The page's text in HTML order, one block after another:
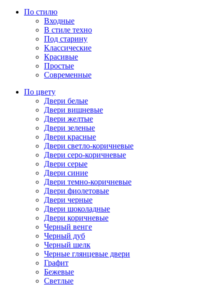
По стилю
Входные
В стиле техно
Под старину
Классические
Красивые
Простые
Современные
По цвету
Двери белые
Двери вишневые
Двери желтые
Двери зеленые
Двери красные
Двери светло-коричневые
Двери серо-коричневые
Двери серые
Двери синие
Двери темно-коричневые
Двери фиолетовые
Двери черные
Двери шоколадные
Двери коричневые
Черный венге
Черный дуб
Черный шелк
Черные глянцевые двери
Графит
Бежевые
Светлые